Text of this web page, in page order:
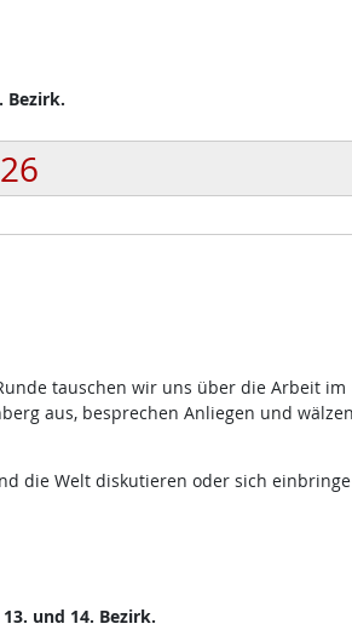
Bezirk.
tauschen wir uns über die Arbeit im
aus, besprechen Anliegen und
die Welt diskutieren oder sich
und 14. Bezirk.